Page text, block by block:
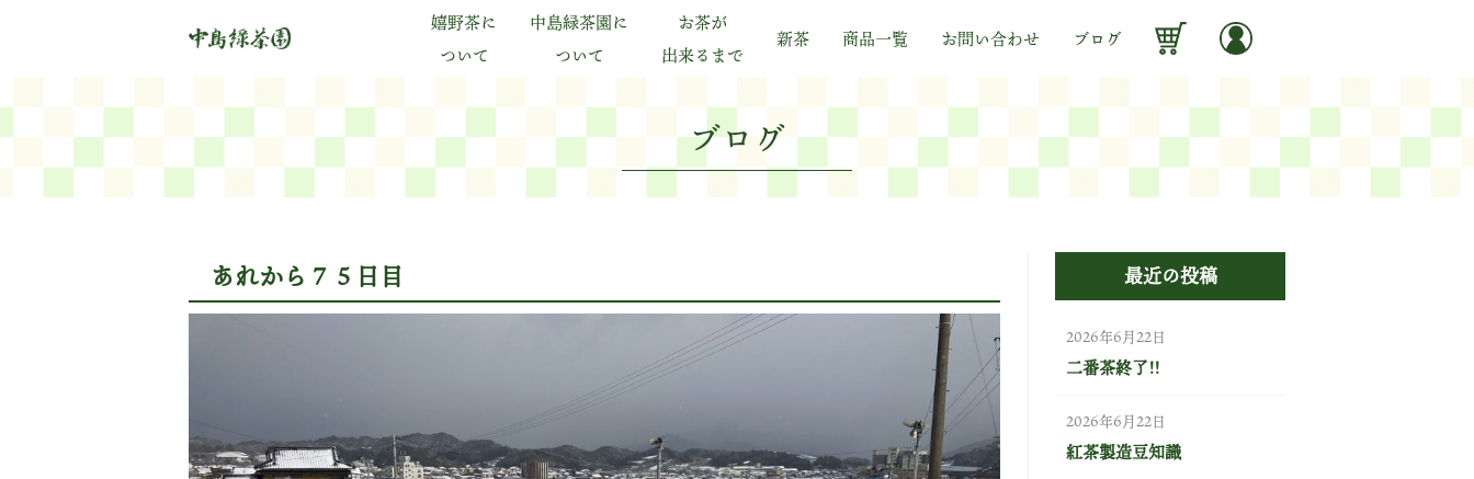
嬉野茶に
ついて
中島緑茶園に
ついて
お茶が
出来るまで
新茶 商品一覧 お問い合わせ ブログ
ブログ
あれから７５日目 最近の投稿
二番茶終了!!
2026年6月22日
紅茶製造豆知識
2026年6月22日